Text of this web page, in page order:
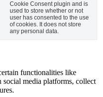
Cookie Consent plugin and is
used to store whether or not
user has consented to the use
of cookies. It does not store
any personal data.
functionalities like
social media platforms, collect